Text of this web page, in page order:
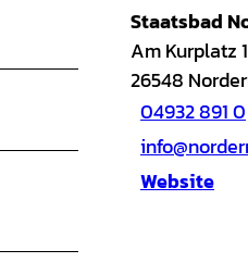
Staatsbad
Am Kurplatz
26548
04932 891 0
Website